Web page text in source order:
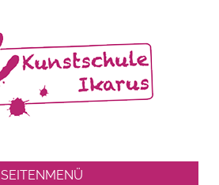
SEITENMENÜ